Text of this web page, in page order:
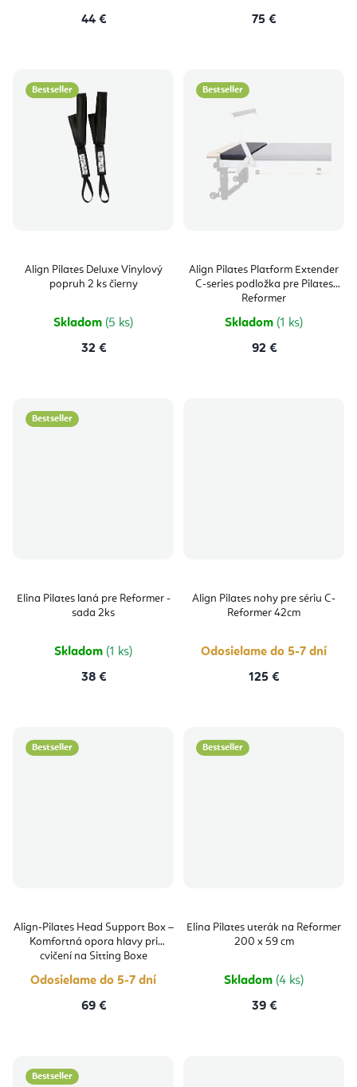
44 €
75 €
Bestseller
Align Pilates Deluxe Vinylový
popruh 2 ks čierny
Skladom (5 ks)
32 €
Bestseller
Align Pilates Platform Extender
C-series podložka pre Pilates
Reformer
Skladom (1 ks)
92 €
Bestseller
Elina Pilates laná pre Reformer -
sada 2ks
Skladom (1 ks)
38 €
Align Pilates nohy pre sériu C-
Reformer 42cm
Odosielame do 5-7 dní
125 €
Bestseller
Align-Pilates Head Support Box –
Komfortná opora hlavy pri
cvičení na Sitting Boxe
Odosielame do 5-7 dní
69 €
Bestseller
Elina Pilates uterák na Reformer
200 x 59 cm
Skladom (4 ks)
39 €
Bestseller